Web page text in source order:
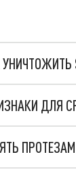
ДЛЯ